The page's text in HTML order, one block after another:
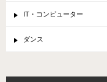
IT・コンピューター
ダンス